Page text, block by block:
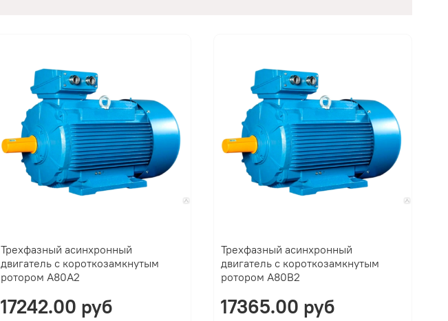
Трехфазный асинхронный
двигатель с короткозамкнутым
ротором A80A2
17242.00 руб
Трехфазный асинхронный
двигатель с короткозамкнутым
ротором A80B2
17365.00 руб